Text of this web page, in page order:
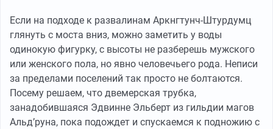
Если на подходе к развалинам Аркнгтунч-Штурдумц
глянуть с моста вниз, можно заметить у воды
одинокую фигурку, с высоты не разберешь мужского
или женского пола, но явно человечьего рода. Неписи
за пределами поселений так просто не болтаются.
Посему решаем, что двемерская трубка,
занадобившаяся Эдвинне Эльберт из гильдии магов
Альд’руна, пока подождет и спускаемся к подножию с